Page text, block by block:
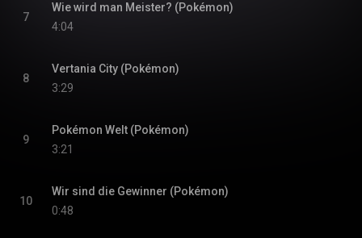
7
Wie wird man Meister? (Pokémon)
4:04
8
Vertania City (Pokémon)
3:29
9
Pokémon Welt (Pokémon)
3:21
10
Wir sind die Gewinner (Pokémon)
0:48